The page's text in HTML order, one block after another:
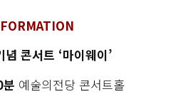
콘서트 ‘마이웨이’
예술의전당 콘서트홀